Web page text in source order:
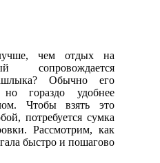
чем отдых на
сопровождается
Обычно его
гораздо удобнее
Чтобы взять это
потребуется сумка
Рассмотрим, как
быстро и пошагово